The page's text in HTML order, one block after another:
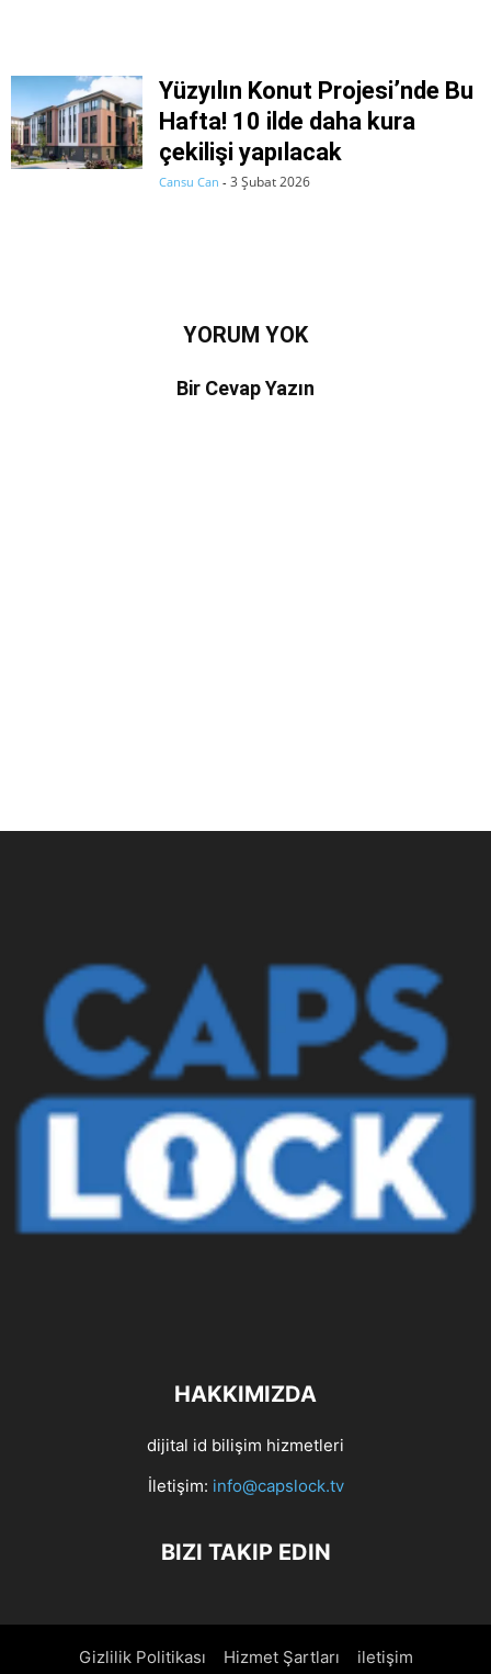
Yüzyılın Konut Projesi’nde Bu
Hafta! 10 ilde daha kura
çekilişi yapılacak
Cansu Can - 3 Şubat 2026
YORUM YOK
Bir Cevap Yazın
HAKKIMIZDA
dijital id bilişim hizmetleri
İletişim: info@capslock.tv
BIZI TAKIP EDIN
Gizlilik Politikası Hizmet Şartları iletişim